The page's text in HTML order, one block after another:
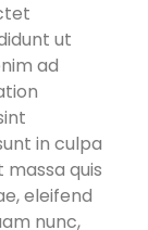
ut
ad
in culpa
quis
eleifend
nunc,